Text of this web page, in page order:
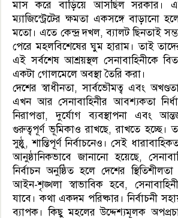
মাস করে বাড়িয়ে আসছিল সরকার।
ম্যাজিস্ট্রেটের ক্ষমতা একসঙ্গে বাড়ানো
মতো। এতে কেন্দ্র দখল, ব্যালট ছিনতাই
পেরে মহলবিশেষের ঘুম হারাম। তাই
এই সর্বশেষ আশ্রয়স্থল সেনাবাহিনীকে
একটা গোলমেলে অবস্থা তৈরি করা।
দেশের স্বাধীনতা, সার্বভৌমত্ব এবং
এখন আর সেনাবাহিনীর আবশ্যকতা
নিরাপত্তা, দুর্যোগ ব্যবস্থাপনা এবং
গুরুত্বপূর্ণ ভূমিকাও রাখছে, রাখতে হচ্ছে।
সুষ্ঠু, শান্তিপূর্ণ নির্বাচনেও। সেই
আনুষ্ঠানিকভাবে জানানো হয়েছে,
নির্বাচন অনুষ্ঠিত হলে দেশের
আইন-শৃঙ্খলা স্বাভাবিক হবে,
যাবে। কথা একদম পরিষ্কার। নির্বাচনী
ব্যাপক। কিছু মহলের উদ্দেশ্যমূলক